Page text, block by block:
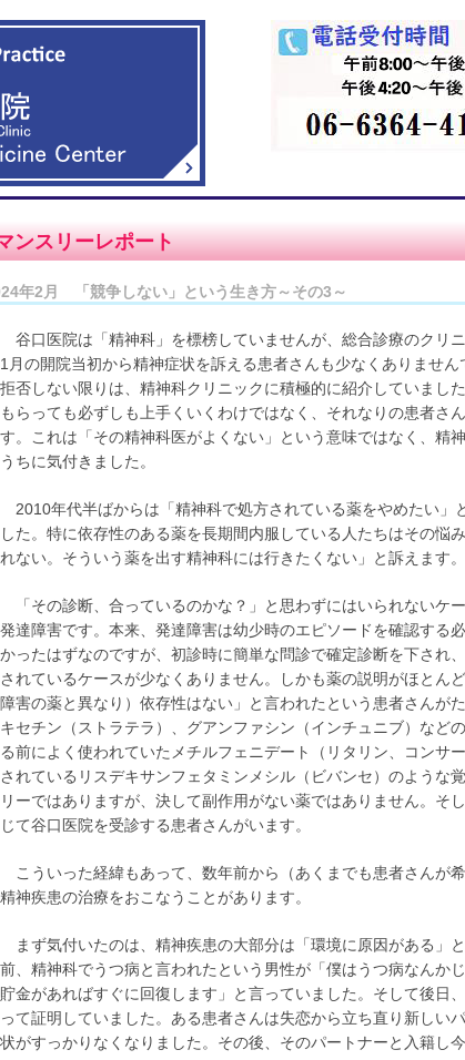
ンスリーレポート
年2月 「競争しない」という生き方～その3～
谷口医院は「精神科」を標榜していませんが、総合診療のクリ
1月の開院当初から精神症状を訴える患者さんも少なくありませ
拒否しない限りは、精神科クリニックに積極的に紹介していまし
もらっても必ずしも上手くいくわけではなく、それなりの患者さ
す。これは「その精神科医がよくない」という意味ではなく、精
うちに気付きました。
2010年代半ばからは「精神科で処方されている薬をやめたい」
した。特に依存性のある薬を長期間内服している人たちはその悩
れない。そういう薬を出す精神科には行きたくない」と訴えます。
「その診断、合っているのかな？」と思わずにはいられないケ
発達障害です。本来、発達障害は幼少時のエピソードを確認する
かったはずなのですが、初診時に簡単な問診で確定診断を下され
されているケースが少なくありません。しかも薬の説明がほとん
障害の薬と異なり）依存性はない」と言われたという患者さんが
キセチン（ストラテラ）、グアンファシン（インチュニブ）など
る前によく使われていたメチルフェニデート（リタリン、コンサ
されているリスデキサンフェタミンメシル（ビバンセ）のような
リーではありますが、決して副作用がない薬ではありません。そ
じて谷口医院を受診する患者さんがいます。
こういった経緯もあって、数年前から（あくまでも患者さんが
精神疾患の治療をおこなうことがあります。
まず気付いたのは、精神疾患の大部分は「環境に原因がある」
前、精神科でうつ病と言われたという男性が「僕はうつ病なんか
貯金があればすぐに回復します」と言っていました。そして後日
って証明していました。ある患者さんは失恋から立ち直り新しい
状がすっかりなくなりました。その後、そのパートナーと入籍し